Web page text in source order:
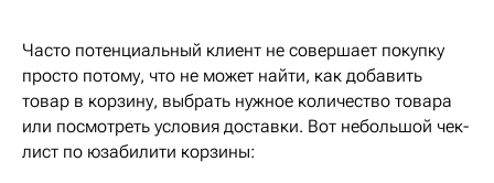
Часто потенциальный клиент не совершает покупку
просто потому, что не может найти, как добавить
товар в корзину, выбрать нужное количество товара
или посмотреть условия доставки. Вот небольшой чек-
лист по юзабилити корзины: